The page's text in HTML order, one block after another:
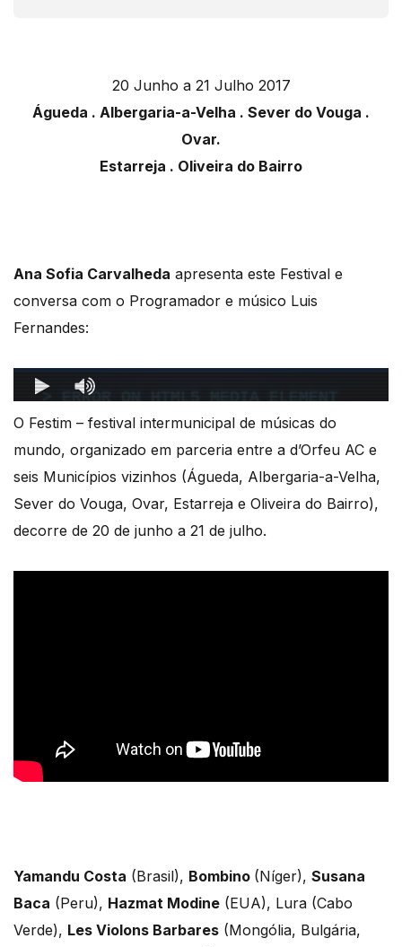
20 Junho a 21 Julho 2017
Águeda . Albergaria-a-Velha . Sever do Vouga .
Ovar.
Estarreja . Oliveira do Bairro
Ana Sofia Carvalheda apresenta este Festival e
conversa com o Programador e músico Luis
Fernandes:
O Festim – festival intermunicipal de músicas do
mundo, organizado em parceria entre a d’Orfeu AC e
seis Municípios vizinhos (Águeda, Albergaria-a-Velha,
Sever do Vouga, Ovar, Estarreja e Oliveira do Bairro),
decorre de 20 de junho a 21 de julho.
Yamandu Costa (Brasil), Bombino (Níger), Susana
Baca (Peru), Hazmat Modine (EUA), Lura (Cabo
Verde), Les Violons Barbares (Mongólia, Bulgária,